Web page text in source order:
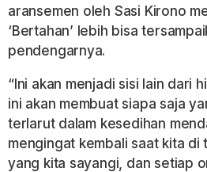
aransemen oleh Sasi Kirono
‘Bertahan’ lebih bisa
pendengarnya.
“Ini akan menjadi sisi lain dari
ini akan membuat siapa saja
terlarut dalam kesedihan
mengingat kembali saat kita di
yang kita sayangi, dan setiap